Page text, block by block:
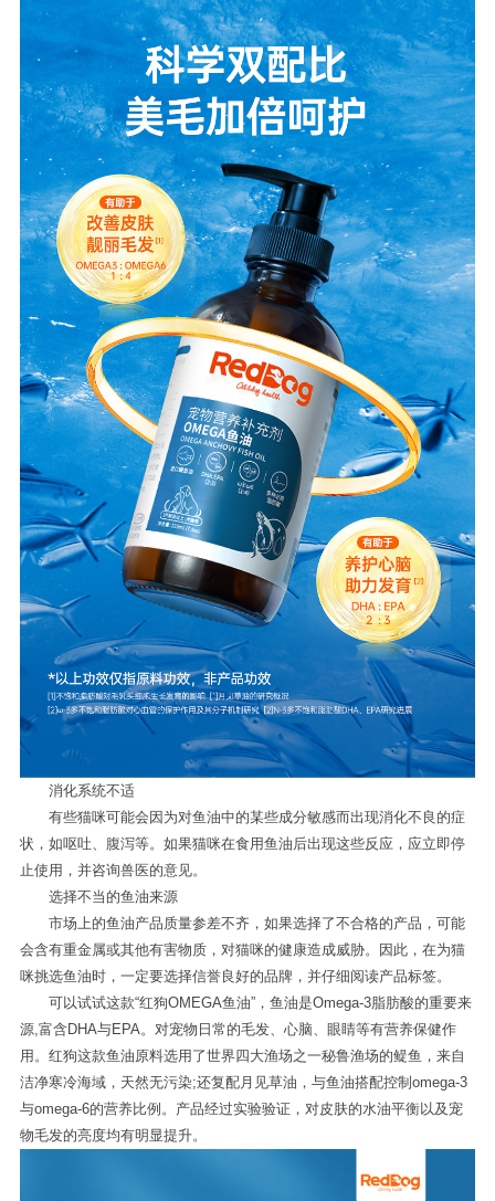
消化系统不适
有些猫咪可能会因为对鱼油中的某些成分敏感而出现消化不良的症
状，如呕吐、腹泻等。如果猫咪在食用鱼油后出现这些反应，应立即停
止使用，并咨询兽医的意见。
选择不当的鱼油来源
市场上的鱼油产品质量参差不齐，如果选择了不合格的产品，可能
会含有重金属或其他有害物质，对猫咪的健康造成威胁。因此，在为猫
咪挑选鱼油时，一定要选择信誉良好的品牌，并仔细阅读产品标签。
可以试试这款“红狗OMEGA鱼油”，鱼油是Omega-3脂肪酸的重要来
源,富含DHA与EPA。对宠物日常的毛发、心脑、眼睛等有营养保健作
用。红狗这款鱼油原料选用了世界四大渔场之一秘鲁渔场的鳀鱼，来自
洁净寒冷海域，天然无污染;还复配月见草油，与鱼油搭配控制omega-3
与omega-6的营养比例。产品经过实验验证，对皮肤的水油平衡以及宠
物毛发的亮度均有明显提升。